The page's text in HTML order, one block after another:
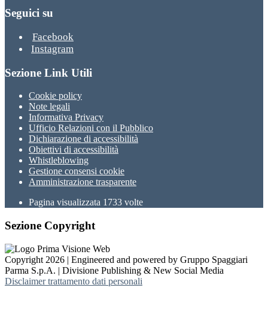
Seguici su
Facebook
Instagram
Sezione Link Utili
Cookie policy
Note legali
Informativa Privacy
Ufficio Relazioni con il Pubblico
Dichiarazione di accessibilità
Obiettivi di accessibilità
Whistleblowing
Gestione consensi cookie
Amministrazione trasparente
Pagina visualizzata 1733 volte
Sezione Copyright
Copyright 2026 | Engineered and powered by Gruppo Spaggiari
Parma S.p.A. | Divisione Publishing & New Social Media
Disclaimer trattamento dati personali